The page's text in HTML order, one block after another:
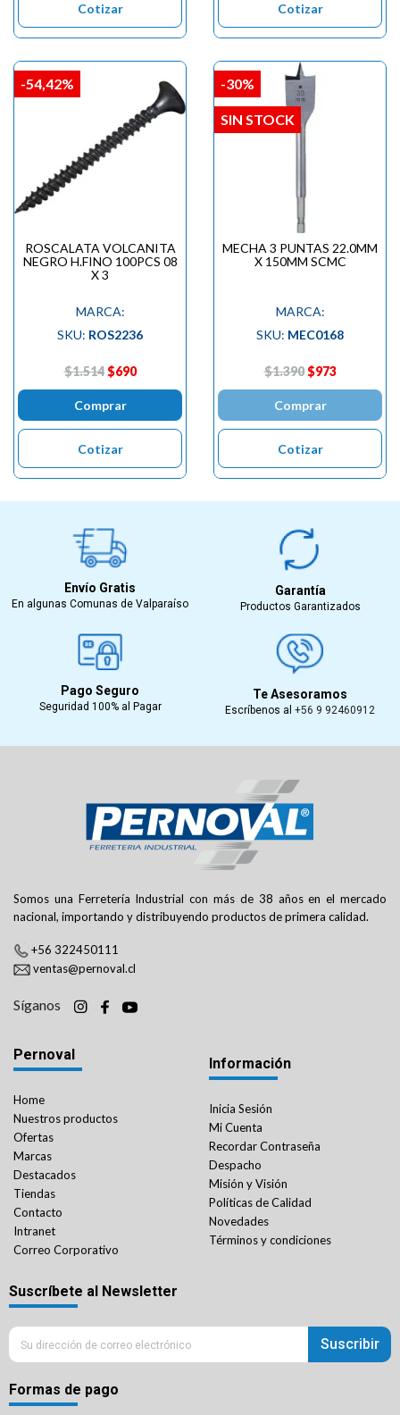
Cotizar Cotizar
ROSCALATA VOLCANITA
NEGRO H.FINO 100PCS 08
X 3
MARCA:
SKU: ROS2236
$1.514 $690
Comprar
Cotizar
-54,42%
MECHA 3 PUNTAS 22.0MM
X 150MM SCMC
MARCA:
SKU: MEC0168
$1.390 $973
Comprar
Cotizar
-30%
SIN STOCK
Envío Gratis
En algunas Comunas de Valparaíso
Garantía
Productos Garantizados
Pago Seguro
Seguridad 100% al Pagar
Te Asesoramos
Escríbenos al +56 9 92460912
Somos una Ferretería Industrial con más de 38 años en el mercado
nacional, importando y distribuyendo productos de primera calidad.
+56 322450111
ventas@pernoval.cl
Síganos
Pernoval
Home
Nuestros productos
Ofertas
Marcas
Destacados
Tiendas
Contacto
Intranet
Correo Corporativo
Información
Inicia Sesión
Mi Cuenta
Recordar Contraseña
Despacho
Misión y Visión
Políticas de Calidad
Novedades
Términos y condiciones
Suscríbete al Newsletter
Suscribir
Formas de pago